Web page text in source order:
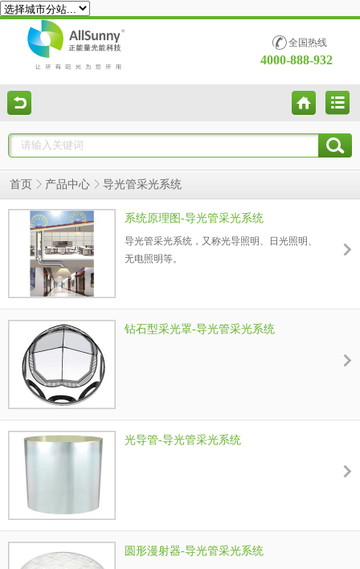
全国热线
4000-888-932
首页 产品中心 导光管采光系统
系统原理图-导光管采光系统
导光管采光系统，又称光导照明、日光照明、
无电照明等。
钻石型采光罩-导光管采光系统
光导管-导光管采光系统
圆形漫射器-导光管采光系统